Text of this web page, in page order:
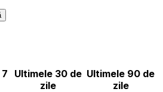
Ultimele 30 de
zile
Ultimele 90 de
zile